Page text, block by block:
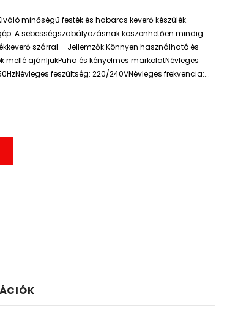
minőségű festék és habarcs keverő készülék.
A sebességszabályozásnak köszönhetően mindig
szárral. Jellemzők:Könnyen használható és
ajánljukPuha és kényelmes markolatNévleges
feszültség: 220/240VNévleges frekvencia:...